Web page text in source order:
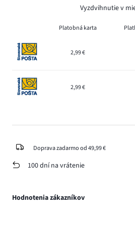
Vyzdvihnutie v
Platobná karta
2,99 €
2,99 €
Doprava zadarmo od 49,99 €
100 dní na vrátenie
Hodnotenia zákazníkov